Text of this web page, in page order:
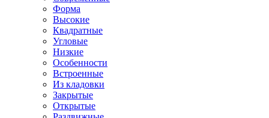
Форма
Высокие
Квадратные
Угловые
Низкие
Особенности
Встроенные
Из кладовки
Закрытые
Открытые